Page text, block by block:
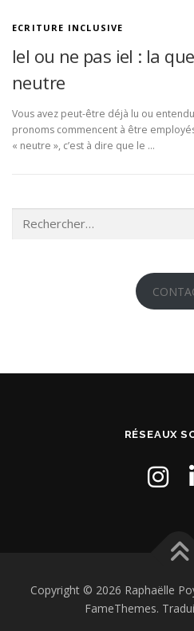
ECRITURE INCLUSIVE
Iel ou ne pas iel : la
neutre
Vous avez peut-être déjà lu ou
pronoms commencent à être
« neutre », c’est à dire que le …
RÉSEAUX
Copyright © 2026 Raphaëlle
FameThemes.